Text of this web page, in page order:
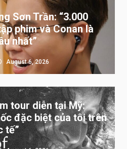
Sơn Trần: “3.000
phim và Conan là
nhất”
August 6, 2026
tour diễn tại Mỹ:
đặc biệt của tôi trên
tế”